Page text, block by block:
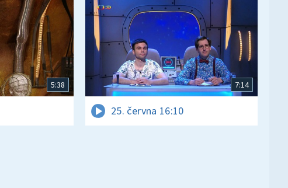
5:38 7:14
25. června 16:10